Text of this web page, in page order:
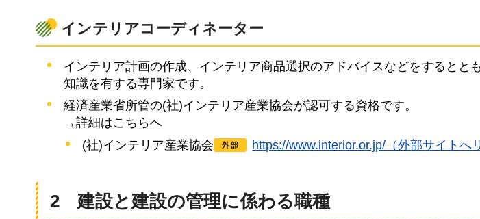
インテリアコーディネーター
インテリア計画の作成、インテリア商品選択のアドバイスなどをするとと
知識を有する専門家です。
経済産業省所管の(社)インテリア産業協会が認可する資格です。
→詳細はこちらへ
(社)インテリア産業協会
https://www.interior.or.jp/（外部サイトへ
2 建設と建設の管理に係わる職種